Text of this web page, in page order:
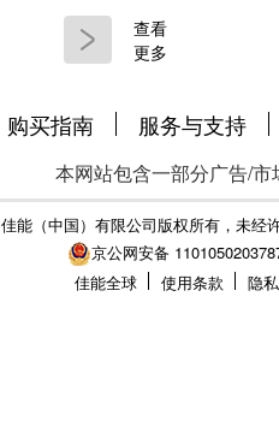
查看
更多
购买指南 服务与支持
本网站包含一部分广告/
佳能（中国）有限公司版权所有，未经
京公网安备
佳能全球
使用条款 隐